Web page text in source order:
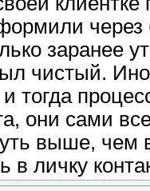
через
заранее
чистый.
и тогда
они сами
выше, чем
в личку